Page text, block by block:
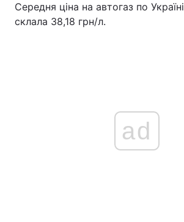
Середня ціна на автогаз по
склала 38,18 грн/л.
ad